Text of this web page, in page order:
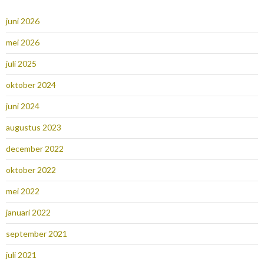
juni 2026
mei 2026
juli 2025
oktober 2024
juni 2024
augustus 2023
december 2022
oktober 2022
mei 2022
januari 2022
september 2021
juli 2021